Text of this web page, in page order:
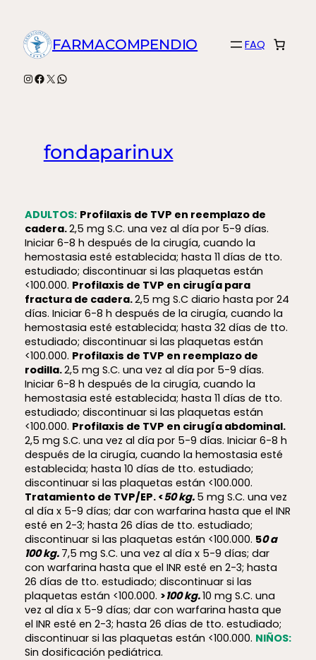
contenidoFARMACOMPENDIO FAQ
Instagram
Facebook
X WhatsApp
fondaparinux
ADULTOS: Profilaxis de TVP en reemplazo de
cadera.2,5 mg S.C. una vez al día por 5-9 días.
Iniciar 6-8 h después de la cirugía, cuando la
hemostasia esté establecida; hasta 11 días de tto.
estudiado; discontinuar si las plaquetas están
<100.000. Profilaxis de TVP en cirugía para
fractura de cadera.2,5 mg S.C diario hasta por 24
días. Iniciar 6-8 h después de la cirugía, cuando la
hemostasia esté establecida; hasta 32 días de tto.
estudiado; discontinuar si las plaquetas están
<100.000. Profilaxis de TVP en reemplazo de
rodilla.2,5 mg S.C. una vez al día por 5-9 días.
Iniciar 6-8 h después de la cirugía, cuando la
hemostasia esté establecida; hasta 11 días de tto.
estudiado; discontinuar si las plaquetas están
<100.000. Profilaxis de TVP en cirugía abdominal.
2,5 mg S.C. una vez al día por 5-9 días. Iniciar 6-8 h
después de la cirugía, cuando la hemostasia esté
establecida; hasta 10 días de tto. estudiado;
discontinuar si las plaquetas están <100.000.
Tratamiento de TVP/EP. <50 kg. 5 mg S.C. una vez
al día x 5-9 días; dar con warfarina hasta que el INR
esté en 2-3; hasta 26 días de tto. estudiado;
discontinuar si las plaquetas están <100.000. 50 a
100 kg. 7,5 mg S.C. una vez al día x 5-9 días; dar
con warfarina hasta que el INR esté en 2-3; hasta
26 días de tto. estudiado; discontinuar si las
plaquetas están <100.000. >100 kg.10 mg S.C. una
vez al día x 5-9 días; dar con warfarina hasta que
el INR esté en 2-3; hasta 26 días de tto. estudiado;
discontinuar si las plaquetas están <100.000. NIÑOS:
Sin dosificación pediátrica.